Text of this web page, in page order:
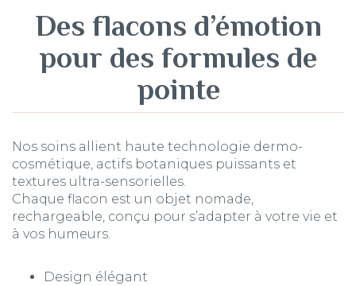
Des flacons d’émotion
pour des formules de
pointe
Nos soins allient haute technologie dermo-
cosmétique, actifs botaniques puissants et
textures ultra-sensorielles.
Chaque flacon est un objet nomade,
rechargeable, conçu pour s’adapter à votre vie et
à vos humeurs.
Design élégant